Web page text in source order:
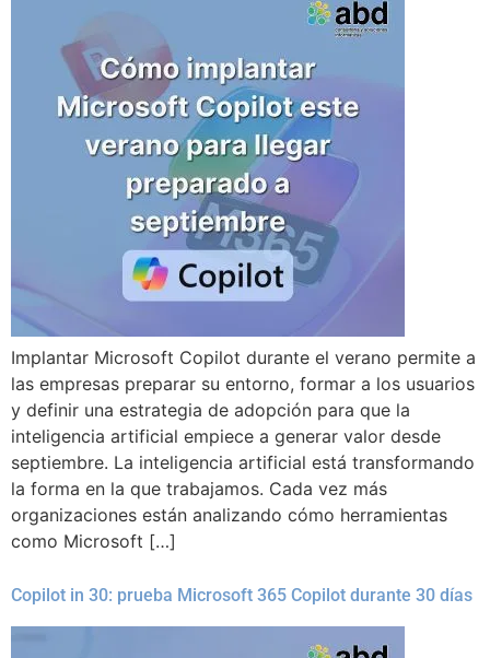
Implantar Microsoft Copilot durante el verano permite a
las empresas preparar su entorno, formar a los usuarios
y definir una estrategia de adopción para que la
inteligencia artificial empiece a generar valor desde
septiembre. La inteligencia artificial está transformando
la forma en la que trabajamos. Cada vez más
organizaciones están analizando cómo herramientas
como Microsoft […]
Copilot in 30: prueba Microsoft 365 Copilot durante 30 días